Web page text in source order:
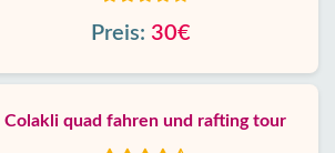
Preis: 30€
Colakli quad fahren und rafting tour